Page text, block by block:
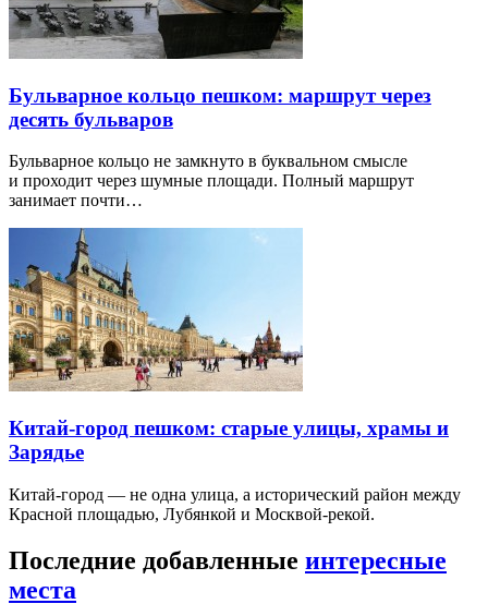
Бульварное кольцо пешком: маршрут через
десять бульваров
Бульварное кольцо не замкнуто в буквальном смысле
и проходит через шумные площади. Полный маршрут
занимает почти…
Китай-город пешком: старые улицы, храмы и
Зарядье
Китай-город — не одна улица, а исторический район между
Красной площадью, Лубянкой и Москвой-рекой.
Последние добавленные интересные
места